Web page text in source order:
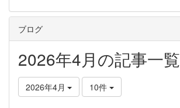
ブログ
2026年4月の記事一覧
2026年4月 10件